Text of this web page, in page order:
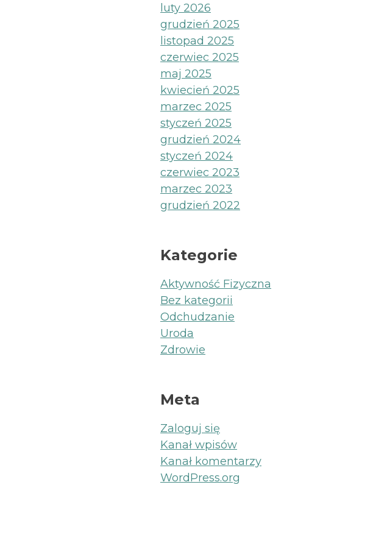
luty 2026
grudzień 2025
listopad 2025
czerwiec 2025
maj 2025
kwiecień 2025
marzec 2025
styczeń 2025
grudzień 2024
styczeń 2024
czerwiec 2023
marzec 2023
grudzień 2022
Kategorie
Aktywność Fizyczna
Bez kategorii
Odchudzanie
Uroda
Zdrowie
Meta
Zaloguj się
Kanał wpisów
Kanał komentarzy
WordPress.org